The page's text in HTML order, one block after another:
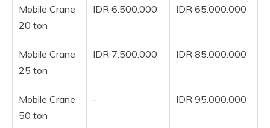
Mobile Crane
20 ton
IDR 6.500.000 IDR 65.000.000
Mobile Crane
25 ton
IDR 7.500.000 IDR 85.000.000
Mobile Crane
50 ton
- IDR 95.000.000